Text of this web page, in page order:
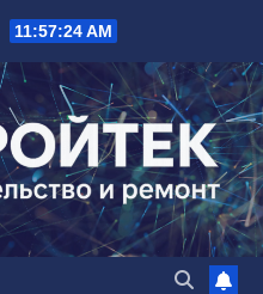
11:57:25 AM